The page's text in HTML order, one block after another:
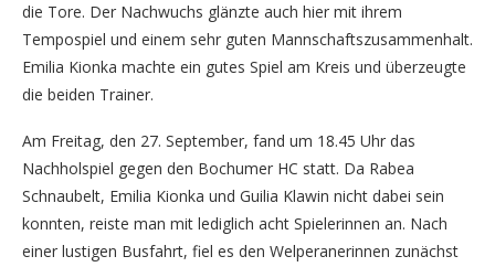
die Tore. Der Nachwuchs glänzte auch hier mit ihrem
Tempospiel und einem sehr guten Mannschaftszusammenhalt.
Emilia Kionka machte ein gutes Spiel am Kreis und überzeugte
die beiden Trainer.
Am Freitag, den 27. September, fand um 18.45 Uhr das
Nachholspiel gegen den Bochumer HC statt. Da Rabea
Schnaubelt, Emilia Kionka und Guilia Klawin nicht dabei sein
konnten, reiste man mit lediglich acht Spielerinnen an. Nach
einer lustigen Busfahrt, fiel es den Welperanerinnen zunächst